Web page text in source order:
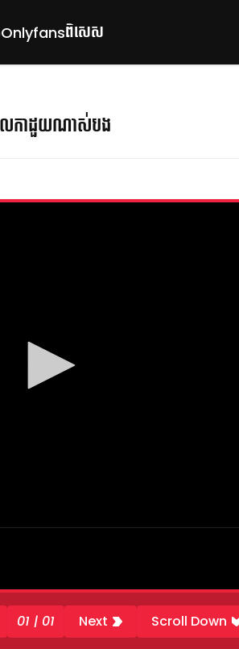
Onlyfansពិសេស
កាដួយណាស់បង
01 | 01 Next Scroll Down